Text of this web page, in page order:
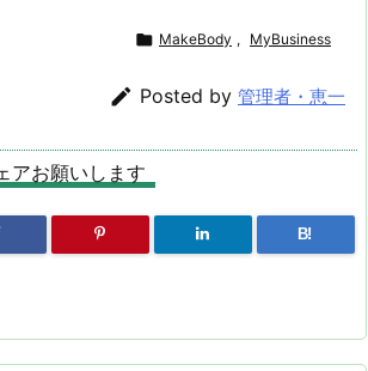
ト。
グ酸配合で内臓脂
にアプローチする
プリメント KILL
ER BURNER 機能
リメント エラグ
酸 内蔵脂肪 体脂
グ酸配合で内臓脂
にアプローチする
プリメント KILL
リメント エラグ
酸 内蔵脂肪 体脂
 MakeBody , MyBusiness
 Posted by 管理者・恵一
アお願いします
B!